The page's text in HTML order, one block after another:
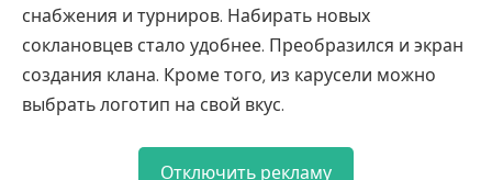
снабжения и турниров. Набирать новых
соклановцев стало удобнее. Преобразился и экран
создания клана. Кроме того, из карусели можно
выбрать логотип на свой вкус.
Отключить рекламу